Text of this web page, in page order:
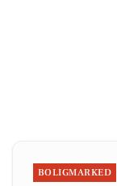
BOLIGMARKED